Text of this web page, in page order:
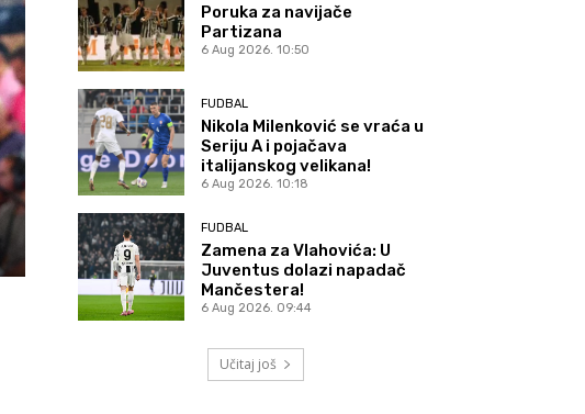
Poruka za navijače
Partizana
6 Aug 2026. 10:50
FUDBAL
Nikola Milenković se vraća u
Seriju A i pojačava
italijanskog velikana!
6 Aug 2026. 10:18
FUDBAL
Zamena za Vlahovića: U
Juventus dolazi napadač
Mančestera!
6 Aug 2026. 09:44
Učitaj još